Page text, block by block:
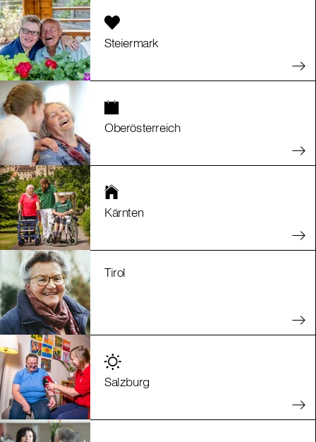
Steiermark
Oberösterreich
Kärnten
Tirol
Salzburg